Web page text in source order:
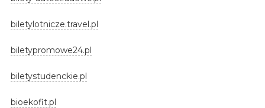
biletylotnicze.travel.pl
biletypromowe24.pl
biletystudenckie.pl
bioekofit.pl